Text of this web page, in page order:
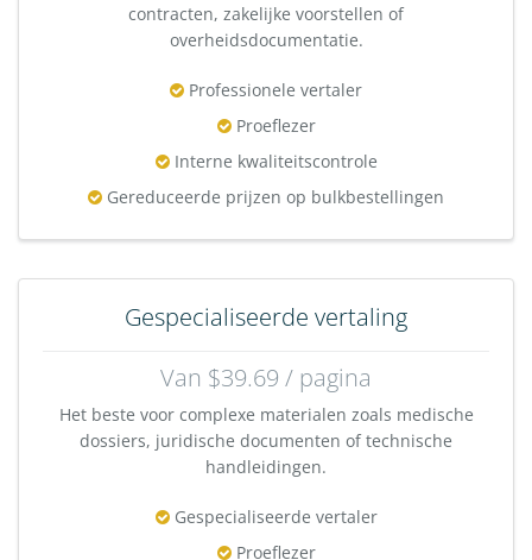
contracten, zakelijke voorstellen of
overheidsdocumentatie.
Professionele vertaler
Proeflezer
Interne kwaliteitscontrole
Gereduceerde prijzen op bulkbestellingen
Gespecialiseerde vertaling
Van $39.69 / pagina
Het beste voor complexe materialen zoals medische
dossiers, juridische documenten of technische
handleidingen.
Gespecialiseerde vertaler
Proeflezer